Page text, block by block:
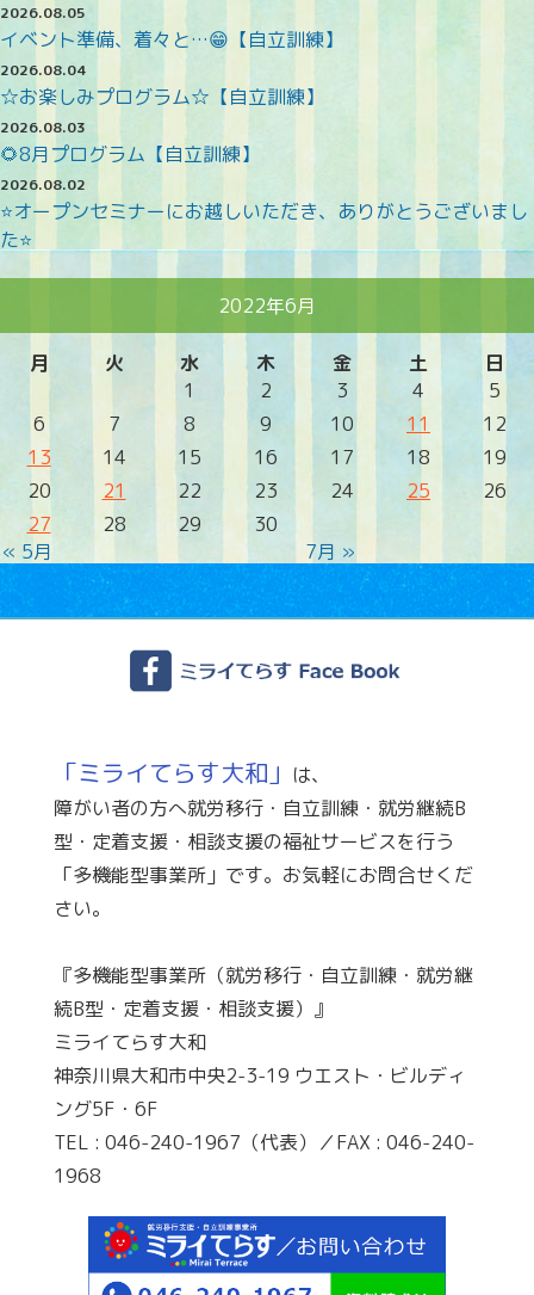
2026.08.05
イベント準備、着々と…😁【自立訓練】
2026.08.04
☆お楽しみプログラム☆【自立訓練】
2026.08.03
🌻8月プログラム【自立訓練】
2026.08.02
⭐オープンセミナーにお越しいただき、ありがとうございまし
た⭐
2022年6月
月 火 水 木 金 土 日
« 5月 7月 »
1 2 3 4
5
6
7 8 9 10 11
12
13
14 15 16 17 18
19
20
21 22 23 24 25
26
27
28 29 30
「ミライてらす大和」 は、
障がい者の方へ就労移行・自立訓練・就労継続B
型・定着支援・相談支援の福祉サービスを行う
「多機能型事業所」です。お気軽にお問合せくだ
さい。
『多機能型事業所（就労移行・自立訓練・就労継
続B型・定着支援・相談支援）』
ミライてらす大和
神奈川県大和市中央2-3-19 ウエスト・ビルディ
ング5F・6F
TEL : 046-240-1967（代表）／FAX : 046-240-
1968